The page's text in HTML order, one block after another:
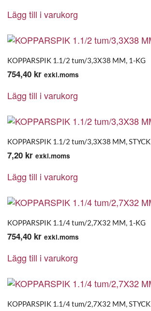
Lägg till i varukorg
KOPPARSPIK 1.1/2 tum/3,3X38 MM, 1-KG
754,40 kr exkl.moms
Lägg till i varukorg
KOPPARSPIK 1.1/2 tum/3,3X38 MM, STYCK
7,20 kr exkl.moms
Lägg till i varukorg
KOPPARSPIK 1.1/4 tum/2,7X32 MM, 1-KG
754,40 kr exkl.moms
Lägg till i varukorg
KOPPARSPIK 1.1/4 tum/2,7X32 MM, STYCK